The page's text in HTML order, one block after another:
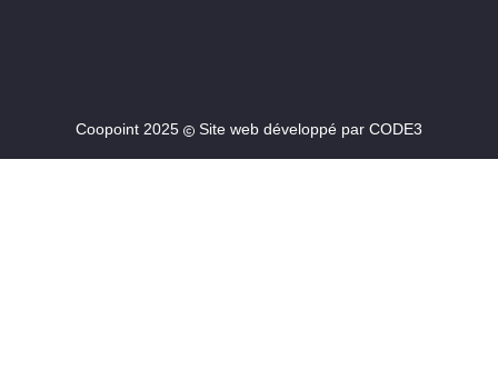
Coopoint 2025 Site web développé par CODE3